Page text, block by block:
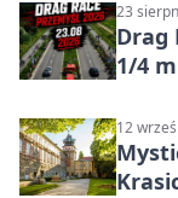
23
Drag
1/4
12